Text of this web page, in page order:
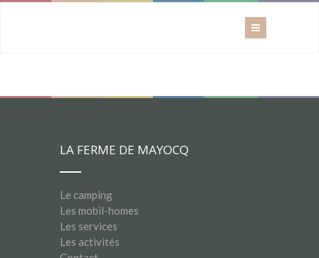
LA FERME DE MAYOCQ
Le camping
Les mobil-homes
Les services
Les activités